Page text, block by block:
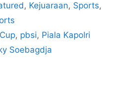
, Kejuaraan, Sports,
, pbsi, Piala Kapolri
Soebagdja